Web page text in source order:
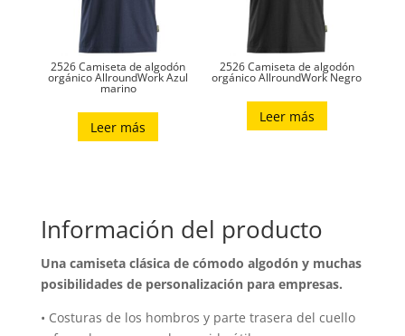
2526 Camiseta de algodón
orgánico AllroundWork Azul
marino
Leer más
2526 Camiseta de algodón
orgánico AllroundWork Negro
Leer más
Información del producto
Una camiseta clásica de cómodo algodón y muchas
posibilidades de personalización para empresas.
• Costuras de los hombros y parte trasera del cuello